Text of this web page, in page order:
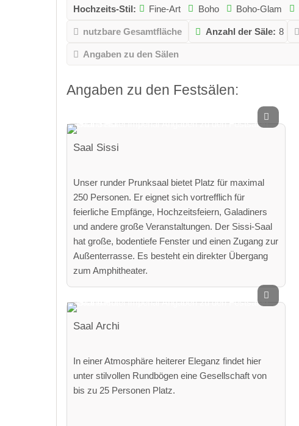
Hochzeits-Stil:
Fine-Art Boho Boho-Glam
nutzbare Gesamtfläche Anzahl der Säle: 8
Angaben zu den Sälen
Angaben zu den Festsälen:
Saal Sissi
Unser runder Prunksaal bietet Platz für maximal
250 Personen. Er eignet sich vortrefflich für
feierliche Empfänge, Hochzeitsfeiern, Galadiners
und andere große Veranstaltungen. Der Sissi-Saal
hat große, bodentiefe Fenster und einen Zugang zur
Außenterrasse. Es besteht ein direkter Übergang
zum Amphitheater.
Saal Archi
In einer Atmosphäre heiterer Eleganz findet hier
unter stilvollen Rundbögen eine Gesellschaft von
bis zu 25 Personen Platz.